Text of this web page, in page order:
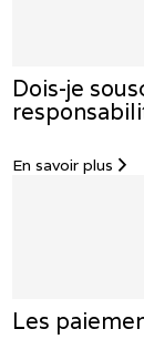
Dois-je
En savoir plus
Les